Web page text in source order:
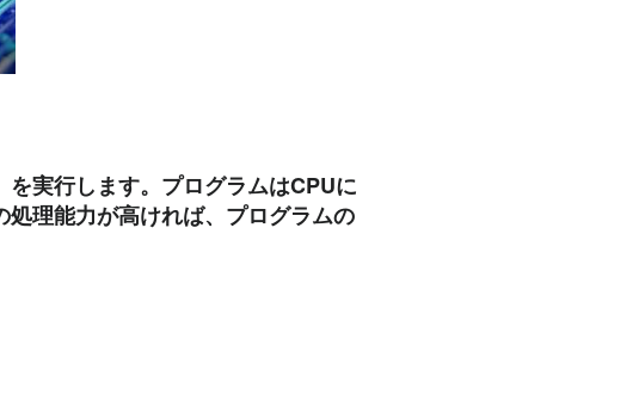
実行します。プログラムはCPUに
理能力が高ければ、プログラムの